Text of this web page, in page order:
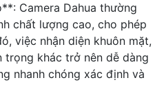
Camera Dahua thường
chất lượng cao, cho phép
việc nhận diện khuôn mặt,
trọng khác trở nên dễ dàng
nhanh chóng xác định và